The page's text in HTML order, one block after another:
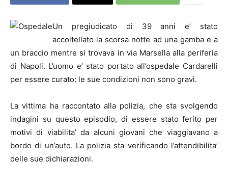
Un pregiudicato di 39 anni e’ stato
accoltellato la scorsa notte ad una gamba e a
un braccio mentre si trovava in via Marsella alla periferia
di Napoli. L’uomo e’ stato portato all’ospedale Cardarelli
per essere curato: le sue condizioni non sono gravi.
La vittima ha raccontato alla polizia, che sta svolgendo
indagini su questo episodio, di essere stato ferito per
motivi di viabilita’ da alcuni giovani che viaggiavano a
bordo di un’auto. La polizia sta verificando l’attendibilita’
delle sue dichiarazioni.